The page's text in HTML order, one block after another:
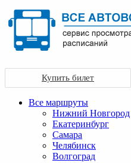
Купить билет
Все маршруты
Нижний Новгород
Екатеринбург
Самара
Челябинск
Волгоград